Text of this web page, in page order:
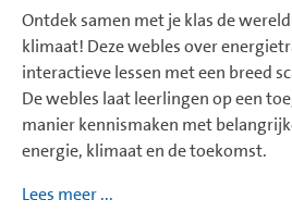
Ontdek samen met je klas de
klimaat! Deze webles over
interactieve lessen met een breed
De webles laat leerlingen op een
manier kennismaken met
energie, klimaat en de toekomst.
Lees meer ...